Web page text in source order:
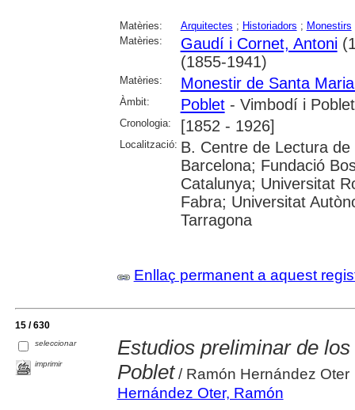
Matèries: Arquitectes ; Historiadors ; Monestirs
Matèries:
Gaudí i Cornet, Antoni
(1855-1941)
Matèries: Monestir de Santa
Àmbit: Poblet- Vimbodí i
Cronologia: [1852 - 1926]
Localització: B. Centre de Lectura
Barcelona; Fundació
Catalunya; Universitat
Fabra; Universitat
Tarragona
Enllaç permanent a aquest
15 / 630
seleccionar
imprimir
Estudios preliminar de
Poblet/ Ramón Hernández Oter
Hernández Oter, Ramón